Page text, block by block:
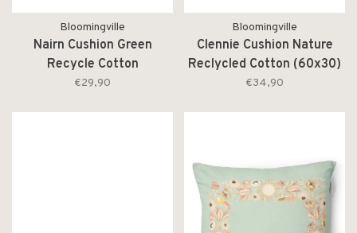
Bloomingville
Nairn Cushion Green
Recycle Cotton
€29,90
Bloomingville
Clennie Cushion Nature
Reclycled Cotton (60x30)
€34,90